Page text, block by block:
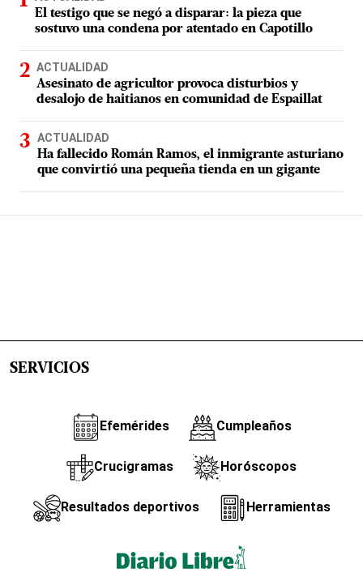
El testigo que se negó a disparar: la pieza que
sostuvo una condena por atentado en Capotillo
ACTUALIDAD
Asesinato de agricultor provoca disturbios y
desalojo de haitianos en comunidad de Espaillat
ACTUALIDAD
Ha fallecido Román Ramos, el inmigrante asturiano
que convirtió una pequeña tienda en un gigante
SERVICIOS
Efemérides Cumpleaños
Crucigramas Horóscopos
Resultados deportivos Herramientas